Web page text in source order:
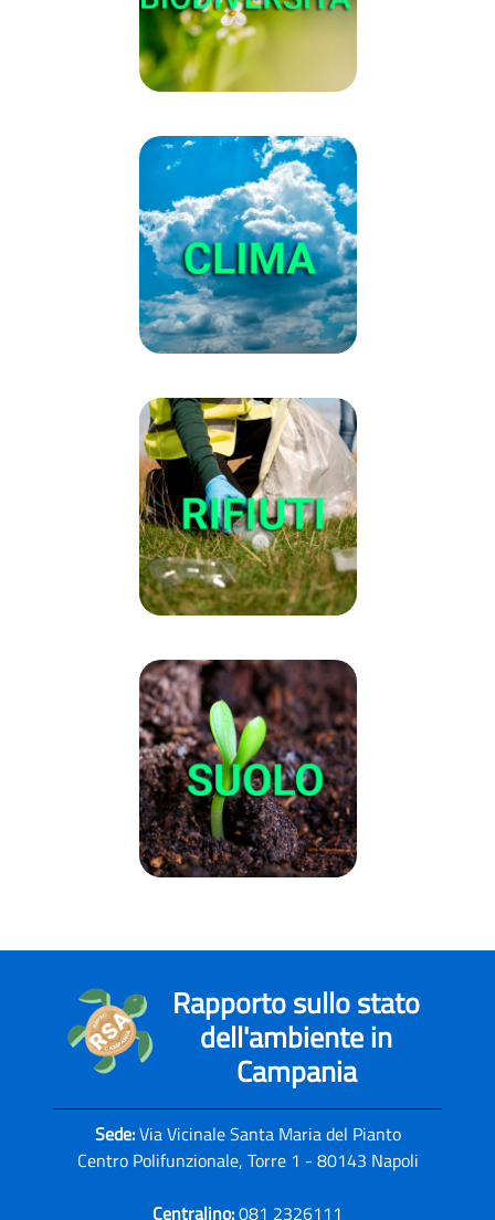
Rapporto sullo stato
dell'ambiente in
Campania
Sede:Via Vicinale Santa Maria del Pianto
Centro Polifunzionale, Torre 1 - 80143 Napoli
Centralino:081 2326111